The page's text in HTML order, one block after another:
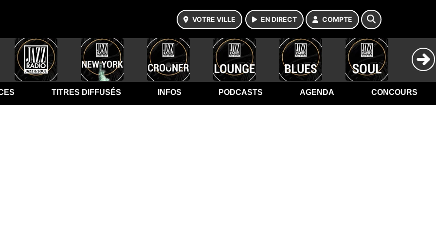
VOTRE VILLE EN DIRECT COMPTE
TITRES DIFFUSÉS INFOS PODCASTS AGENDA CONCOURS